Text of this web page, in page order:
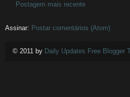
Postagem mais recente
Assinar: Postar comentários (Atom)
© 2011 by Daily Updates Free Blogger